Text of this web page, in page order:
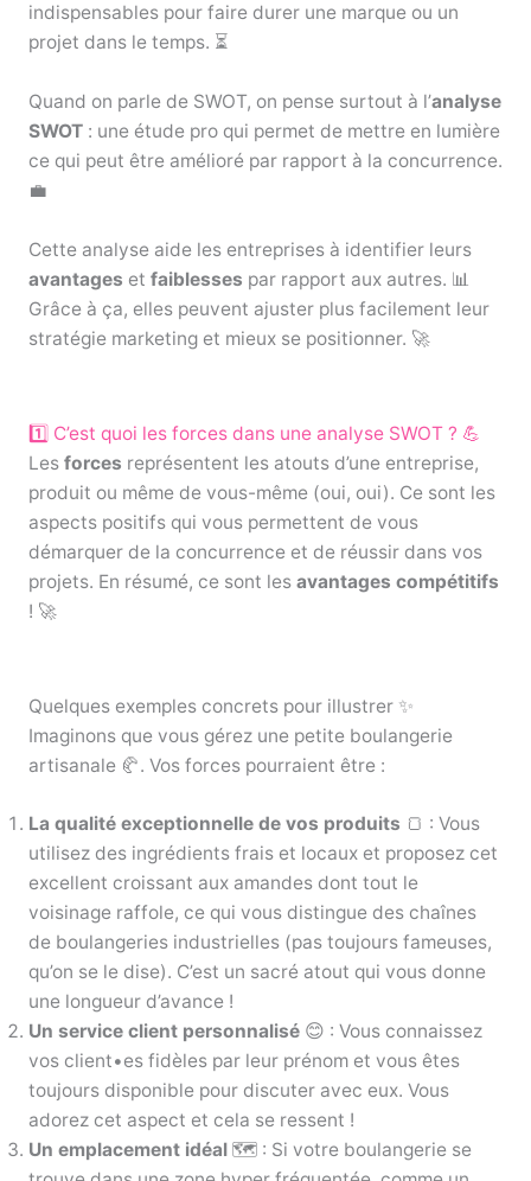
indispensables pour faire durer une marque ou un
projet dans le temps. ⏳
Quand on parle de SWOT, on pense surtout à l’analyse
SWOT: une étude pro qui permet de mettre en lumière
ce qui peut être amélioré par rapport à la concurrence.
💼
Cette analyse aide les entreprises à identifier leurs
avantages et faiblesses par rapport aux autres. 📊
Grâce à ça, elles peuvent ajuster plus facilement leur
stratégie marketing et mieux se positionner. 🚀
1️⃣ C’est quoi les forces dans une analyse SWOT ? 💪
Les forces représentent les atouts d’une entreprise,
produit ou même de vous-même (oui, oui). Ce sont les
aspects positifs qui vous permettent de vous
démarquer de la concurrence et de réussir dans vos
projets. En résumé, ce sont les avantages compétitifs
! 🚀
Quelques exemples concrets pour illustrer ✨
Imaginons que vous gérez une petite boulangerie
artisanale 🥐. Vos forces pourraient être :
La qualité exceptionnelle de vos produits 🍞 : Vous
utilisez des ingrédients frais et locaux et proposez cet
excellent croissant aux amandes dont tout le
voisinage raffole, ce qui vous distingue des chaînes
de boulangeries industrielles (pas toujours fameuses,
qu’on se le dise). C’est un sacré atout qui vous donne
une longueur d’avance !
Un service client personnalisé😊 : Vous connaissez
vos client•es fidèles par leur prénom et vous êtes
toujours disponible pour discuter avec eux. Vous
adorez cet aspect et cela se ressent !
Un emplacement idéal🗺️ : Si votre boulangerie se